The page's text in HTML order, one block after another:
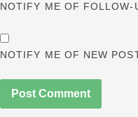
NOTIFY ME OF FOLLOW-
NOTIFY ME OF NEW